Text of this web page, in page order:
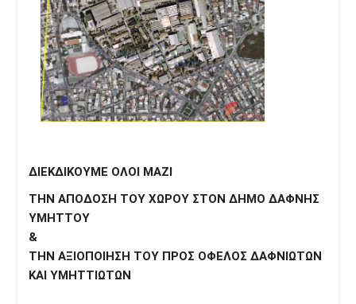
ΔΙΕΚΔΙΚΟΥΜΕ ΟΛΟΙ ΜΑΖΙ
ΤΗΝ ΑΠΟΔΟΣΗ ΤΟΥ ΧΩΡΟΥ ΣΤΟΝ ΔΗΜΟ ΔΑΦΝΗΣ
ΥΜΗΤΤΟΥ
&
ΤΗΝ ΑΞΙΟΠΟΙΗΣΗ ΤΟΥ ΠΡΟΣ ΟΦΕΛΟΣ ΔΑΦΝΙΩΤΩΝ
ΚΑΙ ΥΜΗΤΤΙΩΤΩΝ